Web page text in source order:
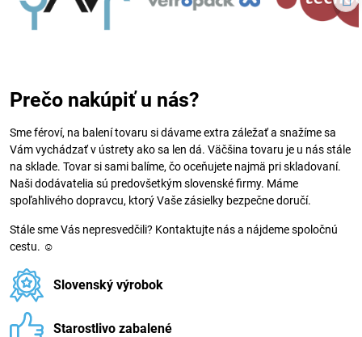
Prečo nakúpiť u nás?
Sme féroví, na balení tovaru si dávame extra záležať a snažíme sa
Vám vychádzať v ústrety ako sa len dá. Väčšina tovaru je u nás stále
na sklade. Tovar si sami balíme, čo oceňujete najmä pri skladovaní.
Naši dodávatelia sú predovšetkým slovenské firmy. Máme
spoľahlivého dopravcu, ktorý Vaše zásielky bezpečne doručí.
Stále sme Vás nepresvedčili? Kontaktujte nás a nájdeme spoločnú
cestu. ☺
Slovenský výrobok
Starostlivo zabalené